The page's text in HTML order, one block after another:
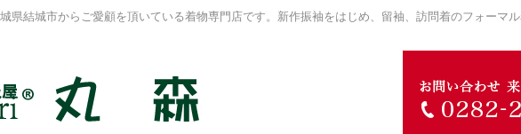
県結城市からご愛顧を頂いている着物専門店です。新作振袖をはじめ、留袖、訪問着のフォーマ